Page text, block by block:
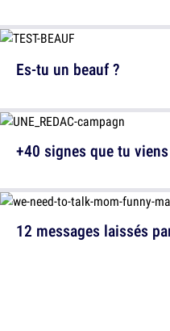
12 messages laissés
Es-tu un beauf ?
+40 signes que tu